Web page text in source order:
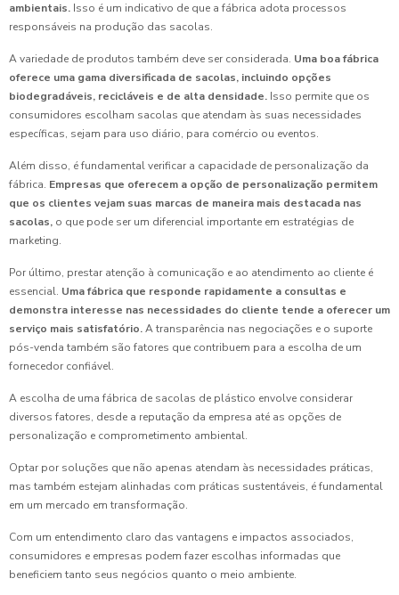
ambientais. Isso é um indicativo de que a fábrica adota processos
responsáveis na produção das sacolas.
A variedade de produtos também deve ser considerada. Uma boa fábrica
oferece uma gama diversificada de sacolas, incluindo opções
biodegradáveis, recicláveis e de alta densidade. Isso permite que os
consumidores escolham sacolas que atendam às suas necessidades
específicas, sejam para uso diário, para comércio ou eventos.
Além disso, é fundamental verificar a capacidade de personalização da
fábrica. Empresas que oferecem a opção de personalização permitem
que os clientes vejam suas marcas de maneira mais destacada nas
sacolas, o que pode ser um diferencial importante em estratégias de
marketing.
Por último, prestar atenção à comunicação e ao atendimento ao cliente é
essencial. Uma fábrica que responde rapidamente a consultas e
demonstra interesse nas necessidades do cliente tende a oferecer um
serviço mais satisfatório.A transparência nas negociações e o suporte
pós-venda também são fatores que contribuem para a escolha de um
fornecedor confiável.
A escolha de uma fábrica de sacolas de plástico envolve considerar
diversos fatores, desde a reputação da empresa até as opções de
personalização e comprometimento ambiental.
Optar por soluções que não apenas atendam às necessidades práticas,
mas também estejam alinhadas com práticas sustentáveis, é fundamental
em um mercado em transformação.
Com um entendimento claro das vantagens e impactos associados,
consumidores e empresas podem fazer escolhas informadas que
beneficiem tanto seus negócios quanto o meio ambiente.